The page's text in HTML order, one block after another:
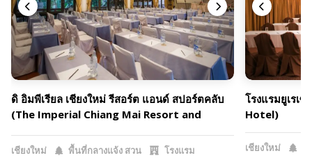
ดิ อิมพีเรียล เชียงใหม่ รีสอร์ต แอนด์ สปอร์ตคลับ
(The Imperial Chiang Mai Resort and
เชียงใหม่ พื้นที่กลางแจ้ง สวน
โรงแรม
โรงแรมยูเรเ
Hotel)
เชียงใหม่